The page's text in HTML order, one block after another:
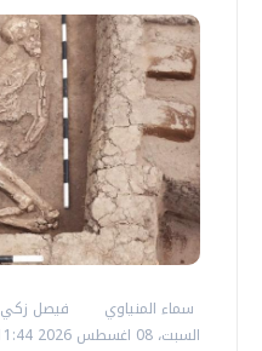
سماء المنياوي فيصل زكي
السبت، 08 اغسطس 2026 11:44 ص